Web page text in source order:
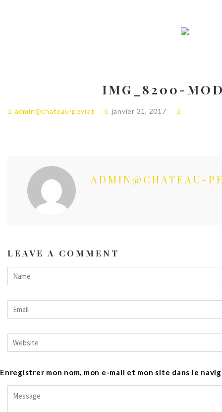
IMG_8200-
admin@chateau-peyrat janvier 31, 2017
ADMIN@CHATEAU-
LEAVE A COMMENT
Enregistrer mon nom, mon e-mail et mon site dans le